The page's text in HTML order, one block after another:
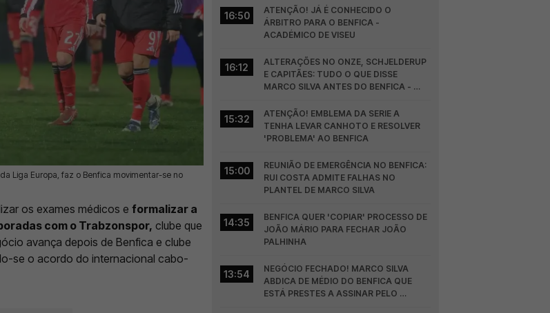
Liga Europa, faz o Benfica movimentar-se no
os exames médicos e formalizar a
com o Trabzonspor, clube que
avança depois de Benfica e clube
se o acordo do internacional cabo-
16:50
ATENÇÃO! JÁ É CONHECIDO O
ÁRBITRO PARA O BENFICA -
ACADÉMICO DE VISEU
16:12
ALTERAÇÕES NO ONZE, SCHJELDERUP
E CAPITÃES: TUDO O QUE DISSE
MARCO SILVA ANTES DO BENFICA -
15:32
ATENÇÃO! EMBLEMA DA SERIE A
TENHA LEVAR CANHOTO E RESOLVER
'PROBLEMA' AO BENFICA
15:00
REUNIÃO DE EMERGÊNCIA NO BENFICA:
RUI COSTA ADMITE FALHAS NO
PLANTEL DE MARCO SILVA
14:35
BENFICA QUER 'COPIAR' PROCESSO DE
JOÃO MÁRIO PARA FECHAR JOÃO
PALHINHA
13:54
NEGÓCIO FECHADO! MARCO SILVA
ABDICA DE MÉDIO DO BENFICA QUE
ESTÁ PRESTES A ASSINAR PELO